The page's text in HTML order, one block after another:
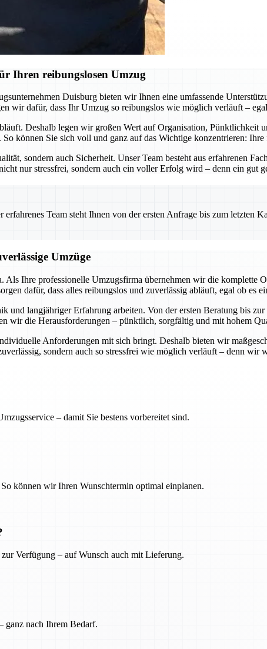
Ihren reibungslosen Umzug
Duisburg bieten wir Ihnen eine umfassende
wir dafür, dass Ihr Umzug so reibungslos wie möglich verläuft –
Deshalb legen wir großen Wert auf Organisation, Pünktlichkeit
können Sie sich voll und ganz auf das Wichtige konzentrieren: Ihre
sondern auch Sicherheit. Unser Team besteht aus erfahrenen
nur stressfrei, sondern auch ein voller Erfolg wird – denn ein gut
Team steht Ihnen von der ersten Anfrage bis zum letzten
Umzüge
Ihre professionelle Umzugsfirma übernehmen wir die komplette
dafür, dass alles reibungslos und zuverlässig abläuft, egal ob es
und langjähriger Erfahrung arbeiten. Von der ersten Beratung bis
wir die Herausforderungen – pünktlich, sorgfältig und mit hohem
Anforderungen mit sich bringt. Deshalb bieten wir
sondern auch so stressfrei wie möglich verläuft – denn
– damit Sie bestens vorbereitet sind.
können wir Ihren Wunschtermin optimal einplanen.
Verfügung – auf Wunsch auch mit Lieferung.
ganz nach Ihrem Bedarf.